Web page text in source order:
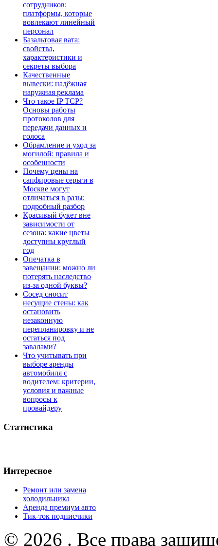
сотрудников:
платформы, которые
вовлекают линейный
персонал
Базальтовая вата:
свойства,
характеристики и
секреты выбора
Качественные
вывески: надёжная
наружная реклама
Что такое IP TCP?
Основы работы
протоколов для
передачи данных и
голоса
Обрамление и уход за
могилой: правила и
особенности
Почему цены на
сапфировые серьги в
Москве могут
отличаться в разы:
подробный разбор
Красивый букет вне
зависимости от
сезона: какие цветы
доступны круглый
год
Опечатка в
завещании: можно ли
потерять наследство
из-за одной буквы?
Сосед сносит
несущие стены: как
остановить
незаконную
перепланировку и не
остаться под
завалами?
Что учитывать при
выборе аренды
автомобиля с
водителем: критерии,
условия и важные
вопросы к
провайдеру
Статистика
Интересное
Ремонт или замена
холодильника
Аренда премиум авто
Тик-ток подписчики
© 2026 . Все права